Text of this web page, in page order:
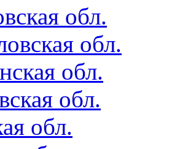
обл.
обл.
обл.
обл.
обл.